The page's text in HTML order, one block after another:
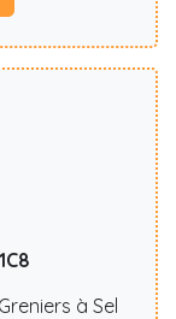
à Sel